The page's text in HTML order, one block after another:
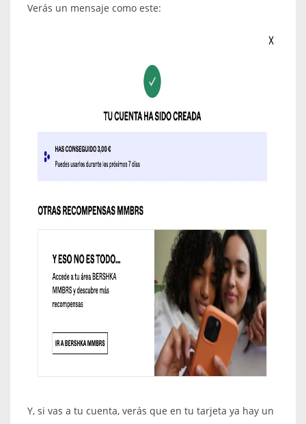
Verás un mensaje como este:
Y, si vas a tu cuenta, verás que en tu tarjeta ya hay un